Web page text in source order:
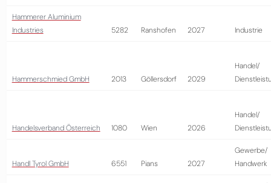
Hammerer Aluminium
Industries
5282 Ranshofen 2027 Industrie
Hammerschmied GmbH 2013 Göllersdorf 2029
Handel/
Handelsverband Österreich 1080 Wien 2026
Handel/
Handl Tyrol GmbH 6551 Pians 2027
Gewerbe/
Handwerk